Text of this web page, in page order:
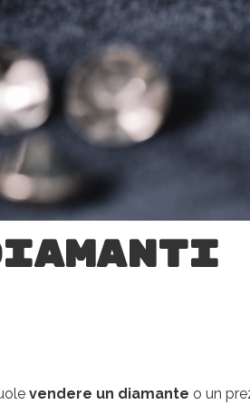
vendere un diamante o un